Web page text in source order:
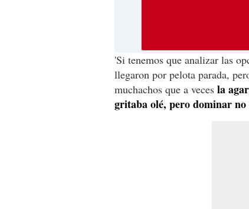
'Si tenemos que analizar las
llegaron por pelota parada,
muchachos que a veces la
gritaba olé, pero dominar